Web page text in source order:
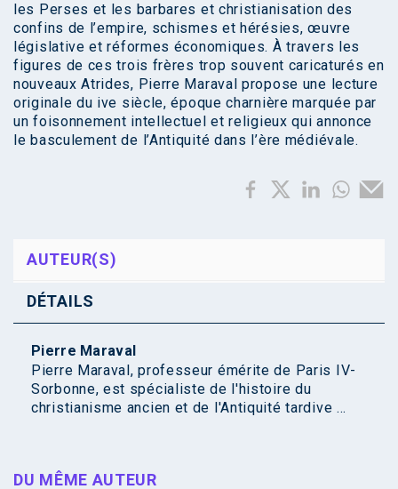
les Perses et les barbares et christianisation des
confins de l’empire, schismes et hérésies, œuvre
législative et réformes économiques. À travers les
figures de ces trois frères trop souvent caricaturés en
nouveaux Atrides, Pierre Maraval propose une lecture
originale du ive siècle, époque charnière marquée par
un foisonnement intellectuel et religieux qui annonce
le basculement de l’Antiquité dans l’ère médiévale.
AUTEUR(S)
DÉTAILS
Pierre Maraval
Pierre Maraval, professeur émérite de Paris IV-
Sorbonne, est spécialiste de l'histoire du
christianisme ancien et de l'Antiquité tardive ...
DU MÊME AUTEUR